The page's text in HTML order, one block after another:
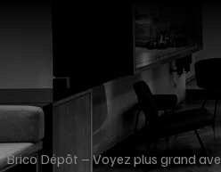
Brico Dépôt – Voyez plus grand